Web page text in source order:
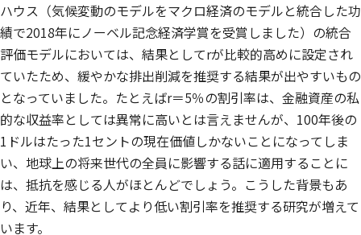
ハウス（気候変動のモデルをマクロ経済のモデルと統合した功
績で2018年にノーベル記念経済学賞を受賞しました）の統合
評価モデルにおいては、結果としてrが比較的高めに設定され
ていたため、緩やかな排出削減を推奨する結果が出やすいもの
となっていました。たとえばr＝5％の割引率は、金融資産の私
的な収益率としては異常に高いとは言えませんが、100年後の
1ドルはたった1セントの現在価値しかないことになってしま
い、地球上の将来世代の全員に影響する話に適用することに
は、抵抗を感じる人がほとんどでしょう。こうした背景もあ
り、近年、結果としてより低い割引率を推奨する研究が増えて
います。